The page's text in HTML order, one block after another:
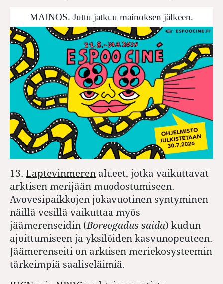
MAINOS. Juttu jatkuu mainoksen jälkeen.
13. Laptevinmeren alueet, jotka vaikuttavat
arktisen merijään muodostumiseen.
Avovesipaikkojen jokavuotinen syntyminen
näillä vesillä vaikuttaa myös
jäämerenseidin (Boreogadus saida) kudun
ajoittumiseen ja yksilöiden kasvunopeuteen.
Jäämerenseiti on arktisen meriekosysteemin
tärkeimpiä saaliseläimiä.